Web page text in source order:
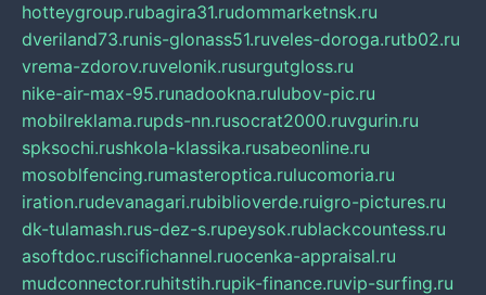
hotteygroup.rubagira31.rudommarketnsk.ru
dveriland73.runis-glonass51.ruveles-doroga.rutb02.ru
vrema-zdorov.ruvelonik.rusurgutgloss.ru
nike-air-max-95.runadookna.rulubov-pic.ru
mobilreklama.rupds-nn.rusocrat2000.ruvgurin.ru
spksochi.rushkola-klassika.rusabeonline.ru
mosoblfencing.rumasteroptica.rulucomoria.ru
iration.rudevanagari.rubiblioverde.ruigro-pictures.ru
dk-tulamash.rus-dez-s.rupeysok.rublackcountess.ru
asoftdoc.ruscifichannel.ruocenka-appraisal.ru
mudconnector.ruhitstih.rupik-finance.ruvip-surfing.ru